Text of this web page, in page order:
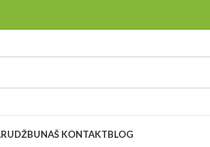
NAŠ KONTAKTBLOG